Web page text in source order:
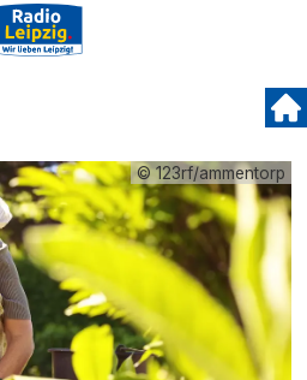
© 123rf/ammentorp